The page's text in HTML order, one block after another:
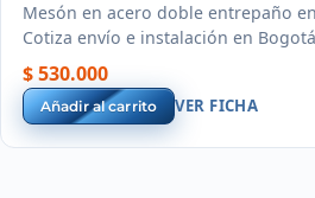
Mesón en acero doble entrepaño
Cotiza envío e instalación en
$ 530.000
Añadir al carrito VER FICHA